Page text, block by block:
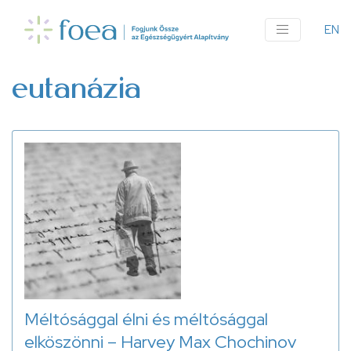
tartalomra
EN
eutanázia
Méltósággal élni és méltósággal
elköszönni – Harvey Max Chochinov